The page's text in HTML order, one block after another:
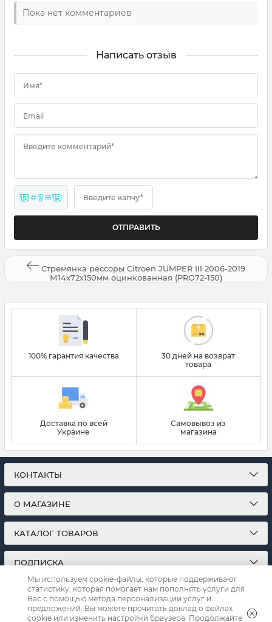
Пока нет комментариев
Написать отзыв
Имя*
Email
Введите комментарий*
13 + ? = 19 Введите капчу*
Стремянка рессоры Citroen JUMPER III 2006-2019
М14х72х150мм оцинкованная (PRO72-150)
100% гарантия качества
30 дней на возврат
товара
Доставка по всей
Украине
Самовывоз из
магазина
КОНТАКТЫ
О МАГАЗИНЕ
КАТАЛОГ ТОВАРОВ
ПОДПИСКА
МЫ В СОЦСЕТЯХ:
Мы используем cookie-файлы, которые поддерживают
статистику, которая помогает нам пополнять услуги для
Вас с помощью метода персонализации услуг и
предложений. Вы можете прочитать доклад о файлах
cookie или изменить настройки браузера. Продолжайте